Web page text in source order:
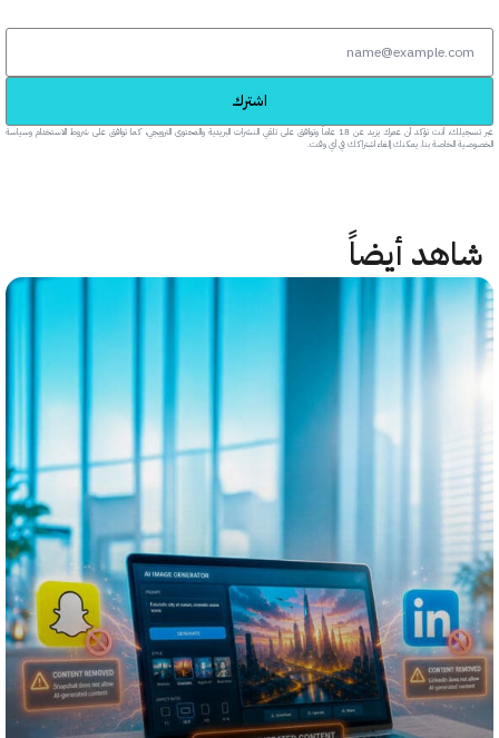
عبر تسجيلك، أنت تؤكد أن عمرك يزيد عن 18 عاماً وتوافق على تلقي النشرات البريدية والمحتوى الترويجي، كما توافق على شروط الاستخدام وسياسة
بنا. يمكنك إلغاء اشتراكك في أي وقت.
أيضاً